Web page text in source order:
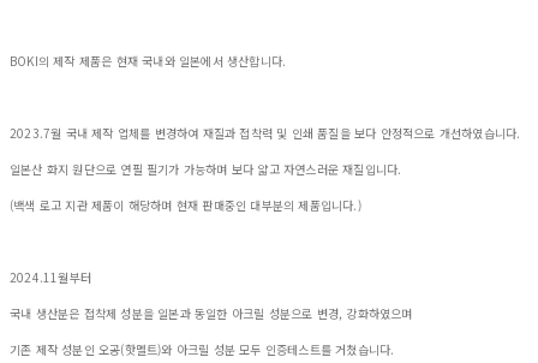
BOKI의 제작 제품은 현재 국내와 일본에서 생산합니다.
2023.7월 국내 제작 업체를 변경하여 재질과 접착력 및 인쇄 품질을 보다 안정적으로 개선하였습니다.
일본산 화지 원단으로 연필 필기가 가능하며 보다 얇고 자연스러운 재질입니다.
(백색 로고 지관 제품이 해당하며 현재 판매중인 대부분의 제품입니다.)
2024.11월부터
국내 생산분은 접착제 성분을 일본과 동일한 아크릴 성분으로 변경, 강화하였으며
기존 제작 성분인 오공(핫멜트)와 아크릴 성분 모두 인증테스트를 거쳤습니다.